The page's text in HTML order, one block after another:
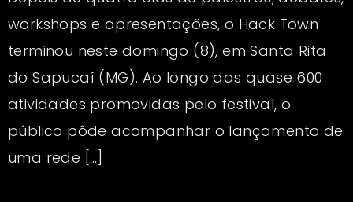
workshops e apresentações, o Hack Town
terminou neste domingo (8), em Santa Rita
do Sapucaí (MG). Ao longo das quase 600
atividades promovidas pelo festival, o
público pôde acompanhar o lançamento de
uma rede […]